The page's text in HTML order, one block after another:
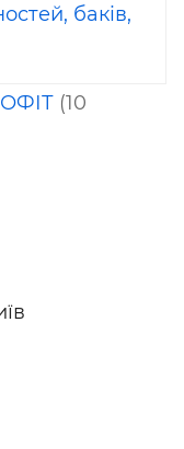
баків,
(10